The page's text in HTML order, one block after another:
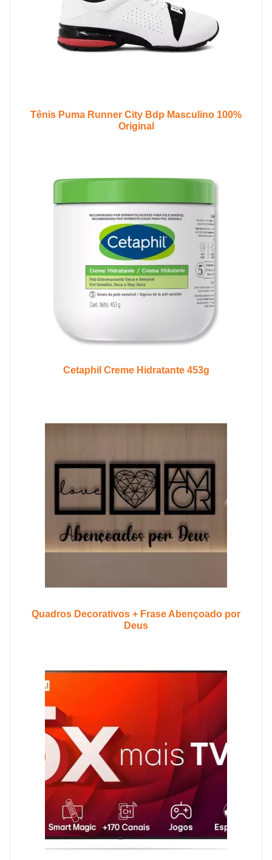
Tênis Puma Runner City Bdp Masculino 100%
Original
Cetaphil Creme Hidratante 453g
Quadros Decorativos + Frase Abençoado por
Deus